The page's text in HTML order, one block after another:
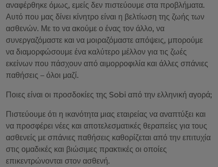
αναφέρθηκε όμως, εμείς δεν πιστεύουμε στα προβλήματα.
Αυτό που μας δίνει κίνητρο είναι η βελτίωση της ζωής των
ασθενών. Με το να ακούμε ο ένας τον άλλο, να
συνεργαζόμαστε και να μοιραζόμαστε απόψεις, μπορούμε
να διαμορφώσουμε ένα καλύτερο μέλλον για τις ζωές
εκείνων που πάσχουν από αιμορροφιλία και άλλες σπάνιες
παθήσεις – όλοι μαζί.
Ποιες είναι οι προσδοκίες της Sobi από την ελληνική αγορά;
Πιστεύουμε ότι η ικανότητα μιας εταιρείας να αναπτύξει και
να προσφέρει νέες και αποτελεσματικές θεραπείες για τους
ασθενείς με σπάνιες παθήσεις καθορίζεται από την επιτυχία
στις ομαδικές και βιώσιμες πρακτικές οι οποίες
επικεντρώνονται στον ασθενή.